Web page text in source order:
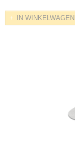
IN WINKELWAGEN